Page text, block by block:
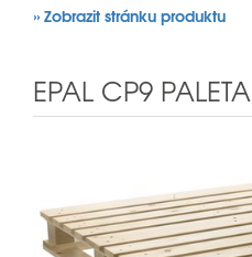
» Zobrazit stránku produktu
EPAL CP9 PALETA